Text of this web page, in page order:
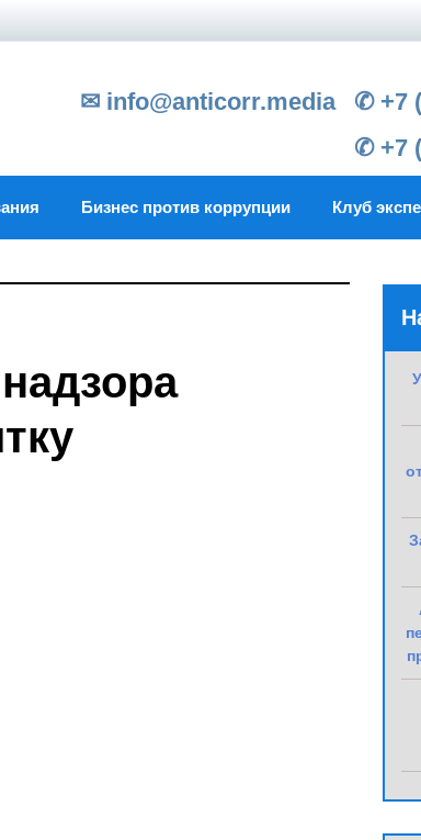
✉ info@anticorr.media
✆ +7
✆ +7
Бизнес против коррупции Клуб